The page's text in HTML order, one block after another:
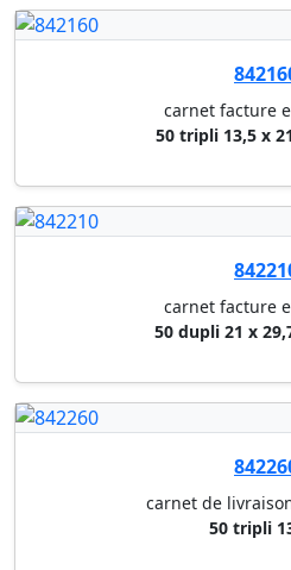
50 dupli 21 x
842260
carnet de
50 tripli
40 dupli 21 x
carnet